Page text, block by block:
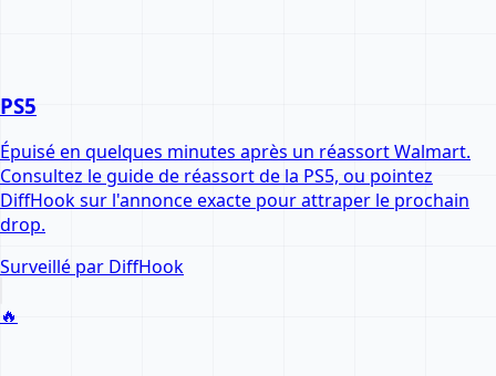
PS5
Épuisé en quelques minutes après un réassort Walmart.
Consultez le guide de réassort de la PS5, ou pointez
DiffHook sur l'annonce exacte pour attraper le prochain
drop.
Surveillé par DiffHook
🔥